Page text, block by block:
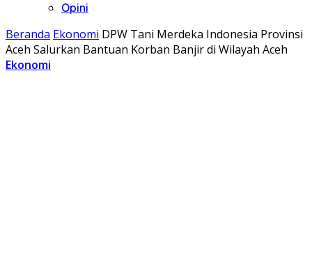
Opini
Beranda Ekonomi DPW Tani Merdeka Indonesia Provinsi
Aceh Salurkan Bantuan Korban Banjir di Wilayah Aceh
Ekonomi